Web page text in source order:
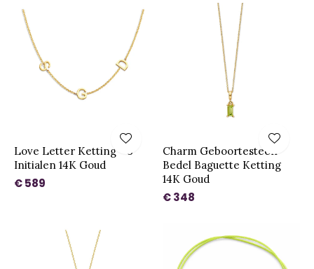
Love Letter Ketting - 3
Initialen 14K Goud
€ 589
Charm Geboortesteen
Bedel Baguette Ketting
14K Goud
€ 348